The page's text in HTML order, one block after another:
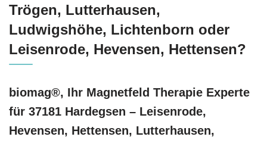
Trögen, Lutterhausen,
Ludwigshöhe, Lichtenborn oder
Leisenrode, Hevensen, Hettensen?
biomag®, Ihr Magnetfeld Therapie Experte
für 37181 Hardegsen – Leisenrode,
Hevensen, Hettensen, Lutterhausen,